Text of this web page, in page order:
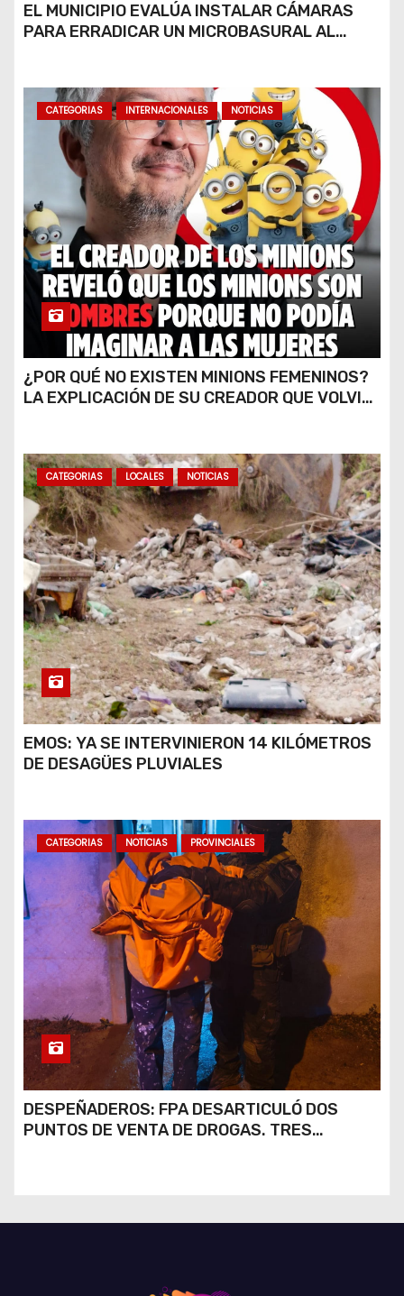
EL MUNICIPIO EVALÚA INSTALAR CÁMARAS
PARA ERRADICAR UN MICROBASURAL AL
CATEGORIAS INTERNACIONALES NOTICIAS
¿POR QUÉ NO EXISTEN MINIONS FEMENINOS?
LA EXPLICACIÓN DE SU CREADOR QUE VOLVIÓ
CATEGORIAS LOCALES NOTICIAS
EMOS: YA SE INTERVINIERON 14 KILÓMETROS
DE DESAGÜES PLUVIALES
CATEGORIAS NOTICIAS PROVINCIALES
DESPEÑADEROS: FPA DESARTICULÓ DOS
PUNTOS DE VENTA DE DROGAS. TRES